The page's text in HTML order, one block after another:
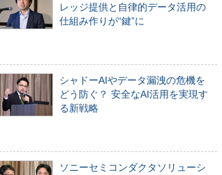
レッジ提供と自律的データ活用の
仕組み作りが“鍵”に
シャドーAIやデータ漏洩の危機を
どう防ぐ？ 安全なAI活用を実現す
る新戦略
ソニーセミコンダクタソリューシ